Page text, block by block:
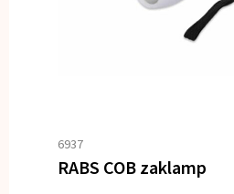
6937
RABS COB zaklamp